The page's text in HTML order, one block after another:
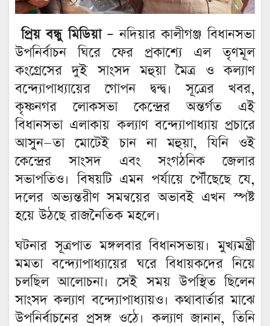
প্রিয় বন্ধু মিডিয়া – নদিয়ার কালীগঞ্জ বিধানসভা
উপনির্বাচন ঘিরে ফের প্রকাশ্যে এল তৃণমূল
কংগ্রেসের দুই সাংসদ মহুয়া মৈত্র ও কল্যাণ
বন্দ্যোপাধ্যায়ের গোপন দ্বন্দ্ব। সূত্রের খবর,
কৃষ্ণনগর লোকসভা কেন্দ্রের অন্তর্গত এই
বিধানসভা এলাকায় কল্যাণ বন্দ্যোপাধ্যায় প্রচারে
আসুন—তা মোটেই চান না মহুয়া, যিনি ওই
কেন্দ্রের সাংসদ এবং সংগঠনিক জেলার
সভাপতিও। বিষয়টি এমন পর্যায়ে পৌঁছেছে যে,
দলের অভ্যন্তরীণ সমন্বয়ের অভাবই এখন স্পষ্ট
হয়ে উঠছে রাজনৈতিক মহলে।
ঘটনার সূত্রপাত মঙ্গলবার বিধানসভায়। মুখ্যমন্ত্রী
মমতা বন্দ্যোপাধ্যায়ের ঘরে বিধায়কদের নিয়ে
চলছিল আলোচনা। সেই সময় উপস্থিত ছিলেন
সাংসদ কল্যাণ বন্দ্যোপাধ্যায়ও। কথাবার্তার মাঝে
উপনির্বাচনের প্রসঙ্গ ওঠে। কল্যাণ জানান, তিনি